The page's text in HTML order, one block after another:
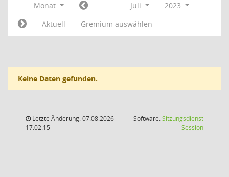
Monat Juli
2023
Aktuell
Gremium auswählen
Keine Daten gefunden.
Letzte Änderung: 07.08.2026
17:02:15
Software:Sitzungsdienst
Session(Wird in